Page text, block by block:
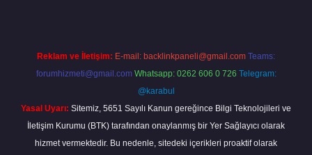
Reklam ve İletişim: E-mail: backlinkpaneli@gmail.com Teams:
forumhizmeti@gmail.com Whatsapp: 0262 606 0 726 Telegram:
@karabul
Yasal Uyarı: Sitemiz, 5651 Sayılı Kanun gereğince Bilgi Teknolojileri ve
İletişim Kurumu (BTK) tarafından onaylanmış bir Yer Sağlayıcı olarak
hizmet vermektedir. Bu nedenle, sitedeki içerikleri proaktif olarak